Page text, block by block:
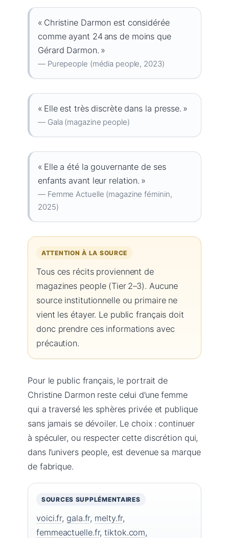
« Christine Darmon est considérée
comme ayant 24 ans de moins que
Gérard Darmon. »
— Purepeople (média people, 2023)
« Elle est très discrète dans la presse. »
— Gala (magazine people)
« Elle a été la gouvernante de ses
enfants avant leur relation. »
— Femme Actuelle (magazine féminin,
2025)
ATTENTION À LA SOURCE
Tous ces récits proviennent de
magazines people (Tier 2–3). Aucune
source institutionnelle ou primaire ne
vient les étayer. Le public français doit
donc prendre ces informations avec
précaution.
Pour le public français, le portrait de
Christine Darmon reste celui d’une femme
qui a traversé les sphères privée et publique
sans jamais se dévoiler. Le choix : continuer
à spéculer, ou respecter cette discrétion qui,
dans l’univers people, est devenue sa marque
de fabrique.
SOURCES SUPPLÉMENTAIRES
voici.fr, gala.fr, melty.fr,
femmeactuelle.fr,tiktok.com,